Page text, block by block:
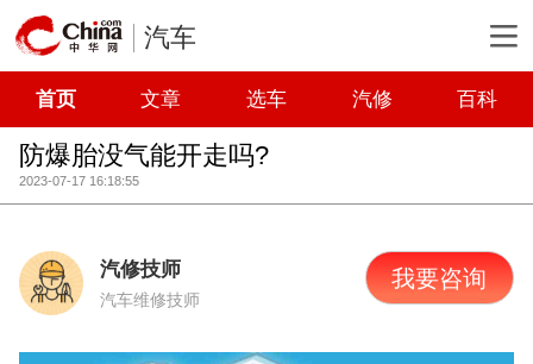
汽车
首页 文章 选车 汽修 百科
防爆胎没气能开走吗?
2023-07-17 16:18:55
汽修技师
汽车维修技师
我要咨询